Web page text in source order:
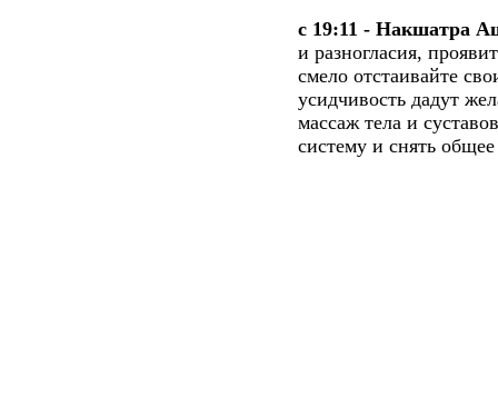
с 19:11 - Накшатра
и разногласия,
смело отстаивайте
усидчивость дадут
массаж тела и
систему и снять